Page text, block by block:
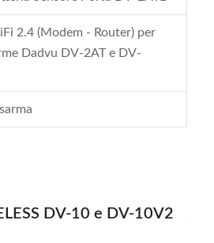
2.4 (Modem - Router) per
Dadvu DV-2AT e DV-
DV-10 e DV-10V2